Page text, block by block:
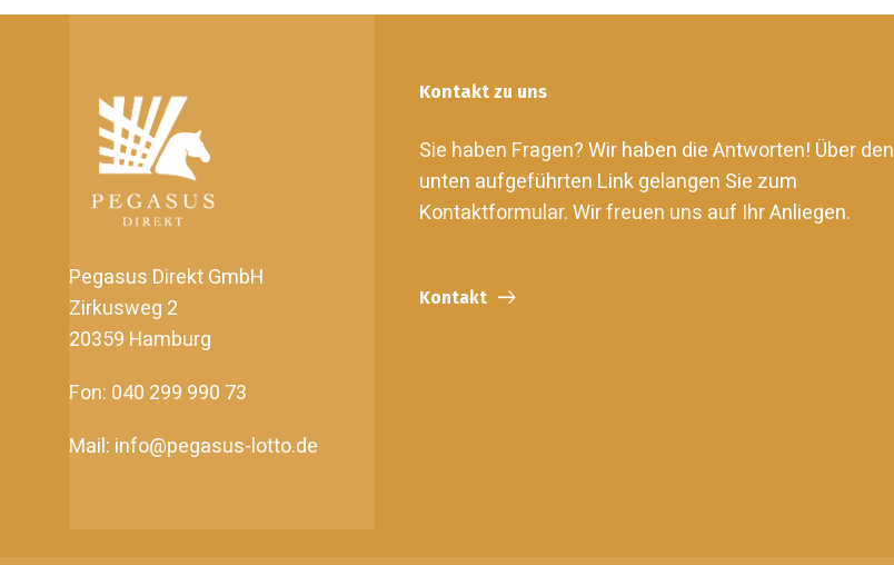
Pegasus Direkt GmbH
Zirkusweg 2
20359 Hamburg
Fon: 040 299 990 73
Mail: info@pegasus-lotto.de
Kontakt zu uns
Sie haben Fragen? Wir haben die Antworten! Über den
unten aufgeführten Link gelangen Sie zum
Kontaktformular. Wir freuen uns auf Ihr Anliegen.
Kontakt